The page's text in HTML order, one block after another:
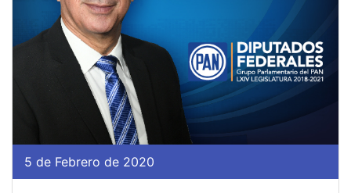
5 de Febrero de 2020